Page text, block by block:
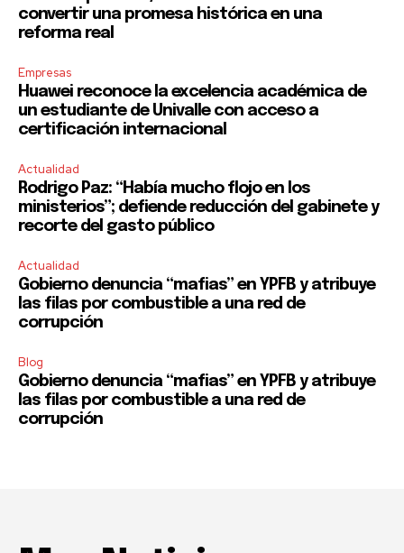
convertir una promesa histórica en una
reforma real
Empresas
Huawei reconoce la excelencia académica de
un estudiante de Univalle con acceso a
certificación internacional
Actualidad
Rodrigo Paz: “Había mucho flojo en los
ministerios”; defiende reducción del gabinete y
recorte del gasto público
Actualidad
Gobierno denuncia “mafias” en YPFB y atribuye
las filas por combustible a una red de
corrupción
Blog
Gobierno denuncia “mafias” en YPFB y atribuye
las filas por combustible a una red de
corrupción